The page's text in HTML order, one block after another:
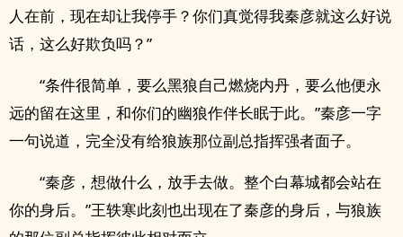
人在前，现在却让我停手？你们真觉得我秦彦就这么好说
话，这么好欺负吗？”
“条件很简单，要么黑狼自己燃烧内丹，要么他便永
远的留在这里，和你们的幽狼作伴长眠于此。”秦彦一字
一句说道，完全没有给狼族那位副总指挥强者面子。
“秦彦，想做什么，放手去做。整个白幕城都会站在
你的身后。”王轶寒此刻也出现在了秦彦的身后，与狼族